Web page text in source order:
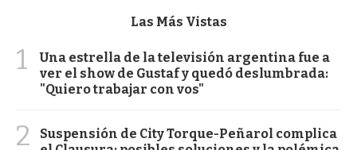
Las Más Vistas
1
Una estrella de la televisión argentina fue a
ver el show de Gustaf y quedó deslumbrada:
"Quiero trabajar con vos"
2
Suspensión de City Torque-Peñarol complica